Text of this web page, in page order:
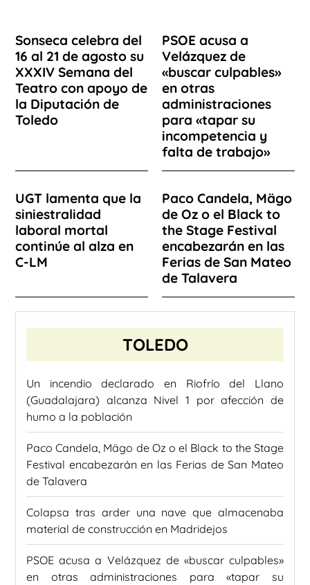
Sonseca celebra del
16 al 21 de agosto su
XXXIV Semana del
Teatro con apoyo de
la Diputación de
Toledo
PSOE acusa a
Velázquez de
«buscar culpables»
en otras
administraciones
para «tapar su
incompetencia y
falta de trabajo»
UGT lamenta que la
siniestralidad
laboral mortal
continúe al alza en
C-LM
Paco Candela, Mägo
de Oz o el Black to
the Stage Festival
encabezarán en las
Ferias de San Mateo
de Talavera
TOLEDO
Un incendio declarado en Riofrío del Llano
(Guadalajara) alcanza Nivel 1 por afección de
humo a la población
Paco Candela, Mägo de Oz o el Black to the Stage
Festival encabezarán en las Ferias de San Mateo
de Talavera
Colapsa tras arder una nave que almacenaba
material de construcción en Madridejos
PSOE acusa a Velázquez de «buscar culpables»
en otras administraciones para «tapar su